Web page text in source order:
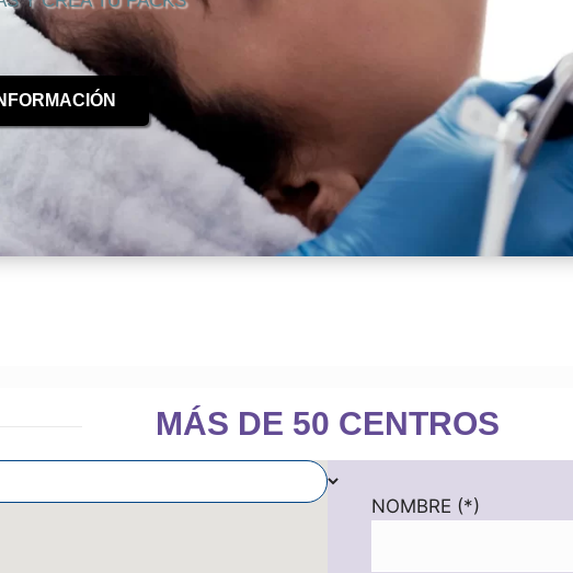
MÁS DE 50 CENTROS
NOMBRE (*)